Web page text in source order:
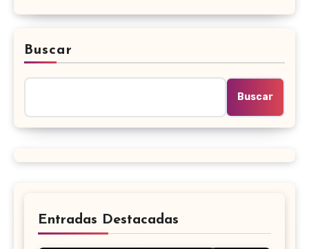
Buscar
Buscar
Entradas Destacadas